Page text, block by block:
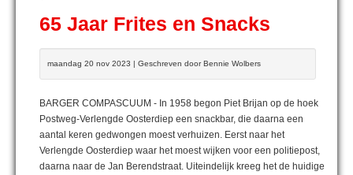
65 Jaar Frites en Snacks
maandag 20 nov 2023 | Geschreven door Bennie Wolbers
BARGER COMPASCUUM - In 1958 begon Piet Brijan op de hoek
Postweg-Verlengde Oosterdiep een snackbar, die daarna een
aantal keren gedwongen moest verhuizen. Eerst naar het
Verlengde Oosterdiep waar het moest wijken voor een politiepost,
daarna naar de Jan Berendstraat. Uiteindelijk kreeg het de huidige